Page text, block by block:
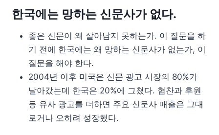
한국에는 망하는 신문사가 없다.
좋은 신문이 왜 살아남지 못하는가. 이 질문을 하
기 전에 한국에는 왜 망하는 신문사가 없는가, 이
질문을 해야 한다.
2004년 이후 미국은 신문 광고 시장의 80%가
날아갔는데 한국은 20%에 그쳤다. 협찬과 후원
등 유사 광고를 더하면 주요 신문사 매출은 그대
로거나 오히려 성장했다.